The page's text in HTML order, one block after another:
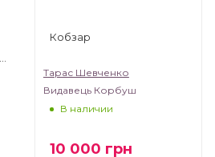
Кобзар
Тарас Шевченко
Видавець Корбуш
В наличии
10 000 грн